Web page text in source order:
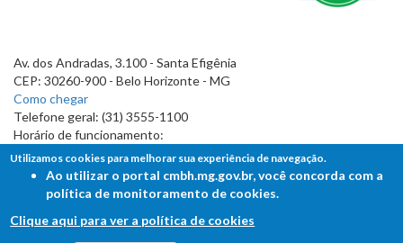
Av. dos Andradas, 3.100 - Santa Efigênia
CEP: 30260-900 - Belo Horizonte - MG
Como chegar
Telefone geral: (31) 3555-1100
Horário de funcionamento:
7h às 19h
Utilizamos cookies para melhorar sua experiência de navegação.
Ao utilizar o portal cmbh.mg.gov.br, você concorda com a
política de monitoramento de cookies.
Clique aqui para ver a política de cookies